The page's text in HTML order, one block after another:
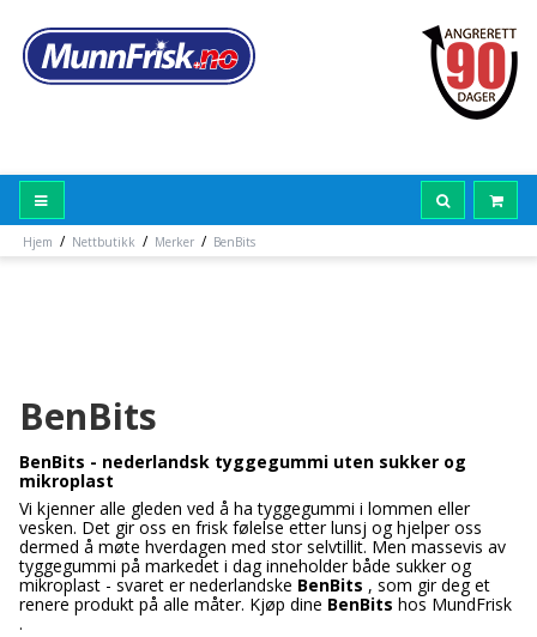
Hjem / Nettbutikk / Merker / BenBits
BenBits
BenBits - nederlandsk tyggegummi uten sukker og
mikroplast
Vi kjenner alle gleden ved å ha tyggegummi i lommen eller
vesken. Det gir oss en frisk følelse etter lunsj og hjelper oss
dermed å møte hverdagen med stor selvtillit. Men massevis av
tyggegummi på markedet i dag inneholder både sukker og
mikroplast - svaret er nederlandske BenBits , som gir deg et
renere produkt på alle måter. Kjøp dine BenBits hos MundFrisk
.